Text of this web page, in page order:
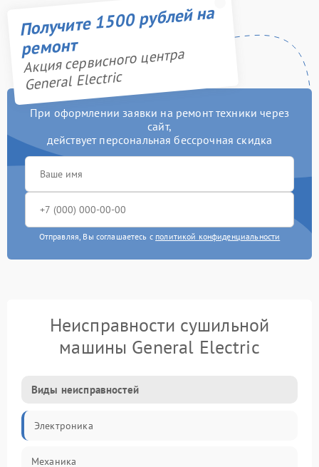
Получите 1500 рублей на
ремонт
Акция сервисного центра
General Electric
При оформлении заявки на ремонт техники через
сайт,
действует персональная бессрочная скидка
Отправляя, Вы соглашаетесь с политикой конфиденциальности
Неисправности сушильной
машины General Electric
Виды неисправностей
Электроника
Механика